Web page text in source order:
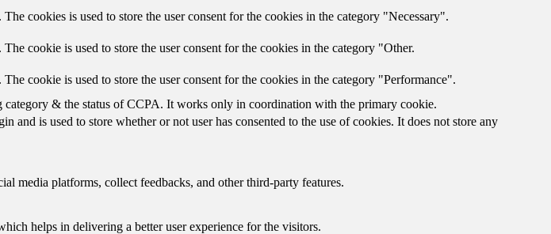
cookies is used to store the user consent for the cookies in the category "Necessary".
cookie is used to store the user consent for the cookies in the category "Other.
cookie is used to store the user consent for the cookies in the category "Performance".
category & the status of CCPA. It works only in coordination with the primary cookie.
and is used to store whether or not user has consented to the use of cookies. It does not store any
media platforms, collect feedbacks, and other third-party features.
helps in delivering a better user experience for the visitors.